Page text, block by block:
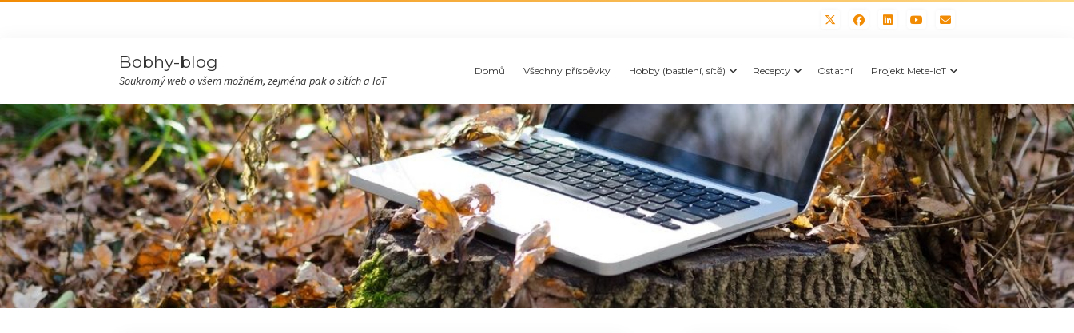
Bobhy-blog
Soukromý web o všem možném, zejména pak o sítích a IoT
Domů Všechny příspěvky Hobby (bastlení, sítě) Recepty Ostatní Projekt Mete-IoT